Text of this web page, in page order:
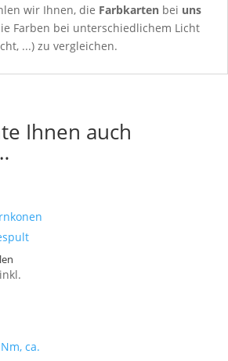
wir Ihnen, die Farbkarten bei uns
Farben bei unterschiedlichem Licht
...) zu vergleichen.
Ihnen auch
inkl.